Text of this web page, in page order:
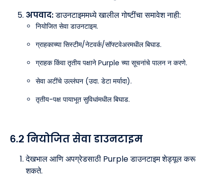
अपवाद:डाउनटाइममध्ये खालील गोष्टींचा समावेश नाही:
नियोजित सेवा डाउनटाइम.
ग्राहकाच्या सिस्टीम/नेटवर्क/सॉफ्टवेअरमधील बिघाड.
ग्राहक किंवा तृतीय पक्षाने Purple च्या सूचनांचे पालन न करणे.
सेवा अटींचे उल्लंघन (उदा. डेटा मर्यादा).
तृतीय-पक्ष पायाभूत सुविधांमधील बिघाड.
६.२ नियोजित सेवा डाउनटाइम
देखभाल आणि अपग्रेडसाठी Purple डाउनटाइम शेड्यूल करू
शकते.